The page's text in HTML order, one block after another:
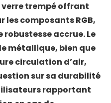
trempéoffrant
composants RGB,
accrue. Le
métallique, bien que
circulation d’air,
sur sa durabilité
rapportant